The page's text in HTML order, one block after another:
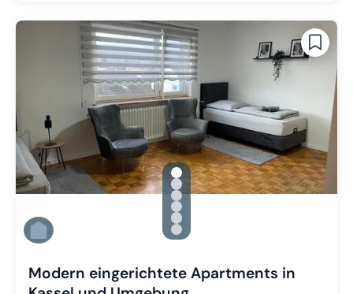
gallery.slide_selector
Zu Slide 1 wechseln
Zu Slide 2 wechseln
Zu Slide 3 wechseln
Zu Slide 4 wechseln
Zu Slide 5 wechseln
Zu Slide 6 wechseln
Modern eingerichtete Apartments in